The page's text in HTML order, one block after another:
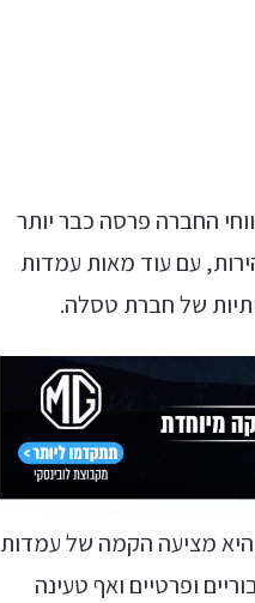
החברה פרסה כבר יותר
עם עוד מאות עמדות
של חברת טסלה.
מציעה הקמה של עמדות
ופרטיים ואף טעינה